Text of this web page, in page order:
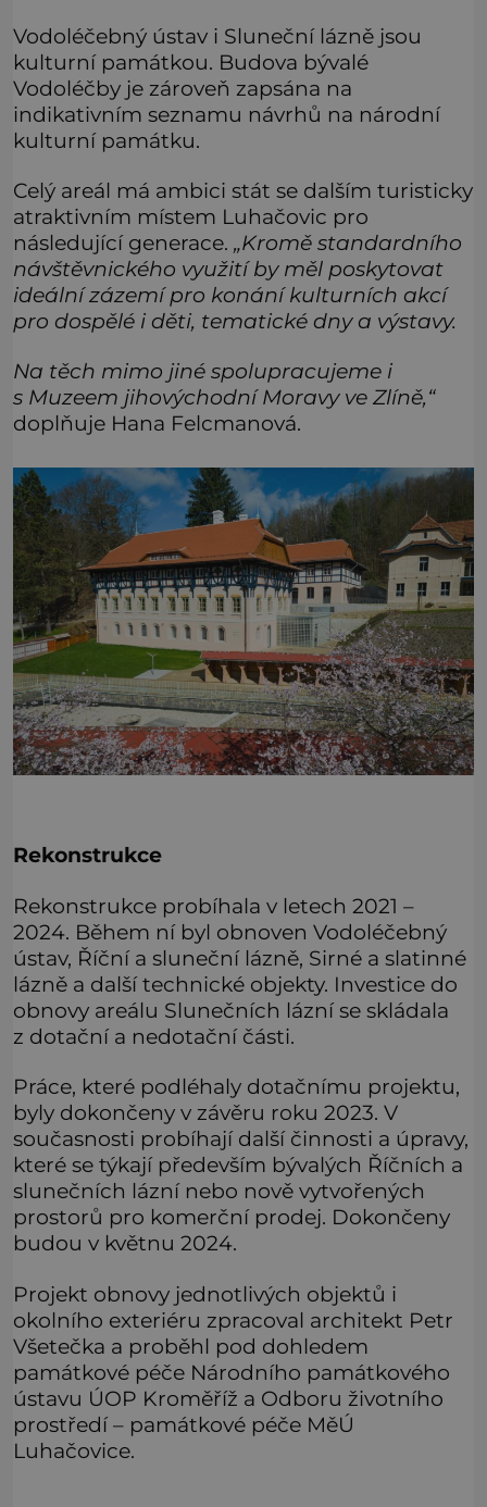
Vodoléčebný ústav i Sluneční lázně jsou
kulturní památkou. Budova bývalé
Vodoléčby je zároveň zapsána na
indikativním seznamu návrhů na národní
kulturní památku.
Celý areál má ambici stát se dalším turisticky
atraktivním místem Luhačovic pro
následující generace. „Kromě standardního
návštěvnického využití by měl poskytovat
ideální zázemí pro konání kulturních akcí
pro dospělé i děti, tematické dny a výstavy.
Na těch mimo jiné spolupracujeme i
s Muzeem jihovýchodní Moravy ve Zlíně,“
doplňuje Hana Felcmanová.
Rekonstrukce
Rekonstrukce probíhala v letech 2021 –
2024. Během ní byl obnoven Vodoléčebný
ústav, Říční a sluneční lázně, Sirné a slatinné
lázně a další technické objekty. Investice do
obnovy areálu Slunečních lázní se skládala
z dotační a nedotační části.
Práce, které podléhaly dotačnímu projektu,
byly dokončeny v závěru roku 2023. V
současnosti probíhají další činnosti a úpravy,
které se týkají především bývalých Říčních a
slunečních lázní nebo nově vytvořených
prostorů pro komerční prodej. Dokončeny
budou v květnu 2024.
Projekt obnovy jednotlivých objektů i
okolního exteriéru zpracoval architekt Petr
Všetečka a proběhl pod dohledem
památkové péče Národního památkového
ústavu ÚOP Kroměříž a Odboru životního
prostředí – památkové péče MěÚ
Luhačovice.